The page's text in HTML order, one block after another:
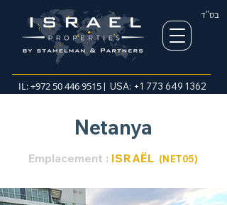
בס"ד
IL:+972 50 446 9515| USA: +1 773 649 1362
Netanya
Emplacement : ISRAËL (NET05)